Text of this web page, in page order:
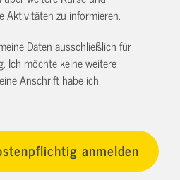
Aktivitäten zu informieren.
Daten ausschließlich für
Ich möchte keine weitere
Anschrift habe ich